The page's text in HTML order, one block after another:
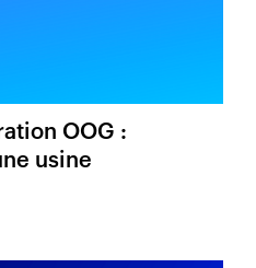
OOG :
usine